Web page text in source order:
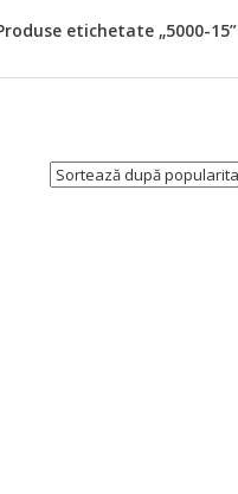
etichetate „5000-15”